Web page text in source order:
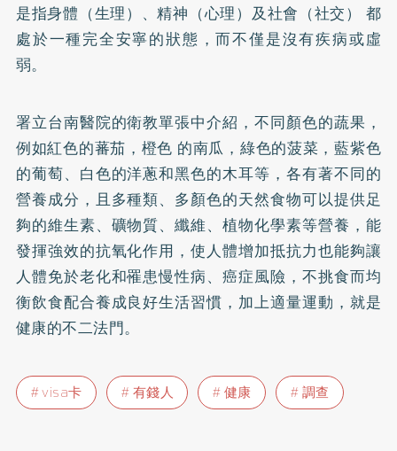
是指身體（生理）、精神（心理）及社會（社交） 都
處於一種完全安寧的狀態，而不僅是沒有疾病或虛
弱。
署立台南醫院的衛教單張中介紹，不同顏色的蔬果，
例如紅色的蕃茄，橙色 的南瓜，綠色的菠菜，藍紫色
的葡萄、白色的洋蔥和黑色的木耳等，各有著不同的
營養成分，且多種類、多顏色的天然食物可以提供足
夠的維生素、礦物質、纖維、植物化學素等營養，能
發揮強效的抗氧化作用，使人體增加抵抗力也能夠讓
人體免於老化和罹患慢性病、癌症風險，不挑食而均
衡飲食配合養成良好生活習慣，加上適量運動，就是
健康的不二法門。
visa卡 有錢人 健康 調查